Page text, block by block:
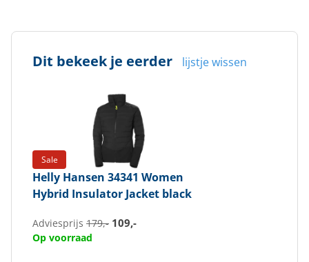
Dit bekeek je eerder lijstje wissen
Sale
Helly Hansen 34341 Women
Hybrid Insulator Jacket black
Adviesprijs 179,- 109,-
Op voorraad